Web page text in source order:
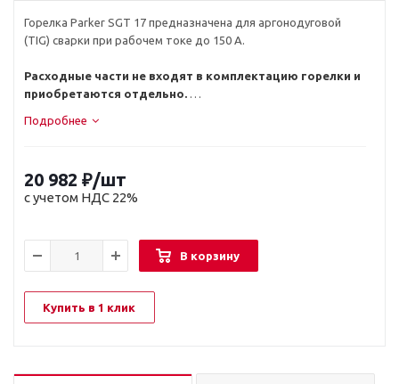
Горелка Parker SGT 17 предназначена для аргонодуговой
(TIG) сварки при рабочем токе до 150 А.
Расходные части не входят в комплектацию горелки и
приобретаются отдельно.
Подробнее
20 982 ₽/шт
с учетом НДС 22%
В корзину
Купить в 1 клик